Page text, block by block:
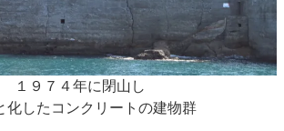
１９７４年に閉山し
化したコンクリートの建物群